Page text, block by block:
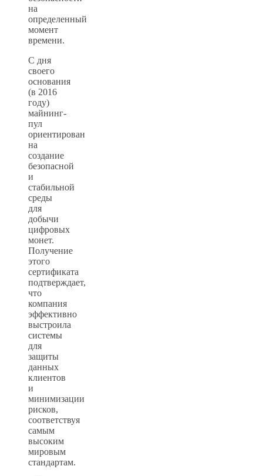
на
определенный
момент
времени.
С дня
своего
основания
(в 2016
году)
майнинг-
пул
ориентирован
на
создание
безопасной
и
стабильной
среды
для
добычи
цифровых
монет.
Получение
этого
сертификата
подтверждает,
что
компания
эффективно
выстроила
системы
для
защиты
данных
клиентов
и
минимизации
рисков,
соответствуя
самым
высоким
мировым
стандартам.